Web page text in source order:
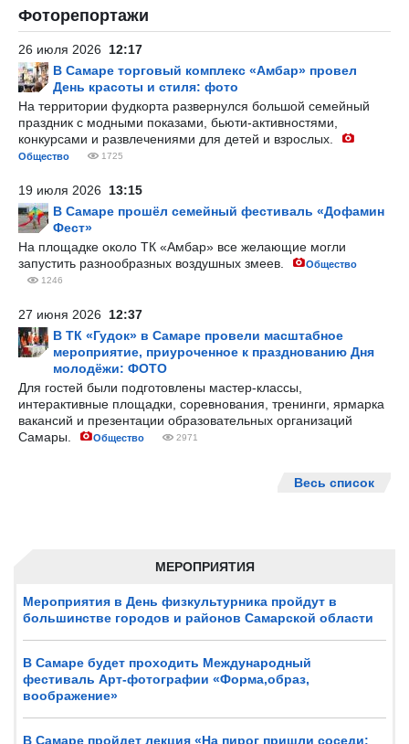
МЕРОПРИЯТИЯ
Мероприятия в День физкультурника пройдут в
большинстве городов и районов Самарской области
В Самаре будет проходить Международный
фестиваль Арт-фотографии «Форма,образ,
воображение»
В Самаре пройдет лекция «На пирог пришли соседи:
Фоторепортажи
26 июля 2026 12:17
В Самаре торговый комплекс «Амбар» провел
День красоты и стиля: фото
На территории фудкорта развернулся большой семейный
праздник с модными показами, бьюти-активностями,
конкурсами и развлечениями для детей и взрослых.
Общество 1725
19 июля 2026 13:15
В Самаре прошёл семейный фестиваль «Дофамин
Фест»
На площадке около ТК «Амбар» все желающие могли
запустить разнообразных воздушных змеев.
Общество
1246
27 июня 2026 12:37
В ТК «Гудок» в Самаре провели масштабное
мероприятие, приуроченное к празднованию Дня
молодёжи: ФОТО
Для гостей были подготовлены мастер-классы,
интерактивные площадки, соревнования, тренинги, ярмарка
вакансий и презентации образовательных организаций
Самары.
Общество 2971
Весь список